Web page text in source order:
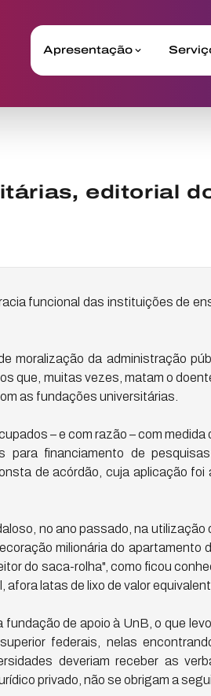
Apresentação
editorial
funcional das instituições de
moralização da administração
que, muitas vezes, matam o
as fundações universitárias.
– e com razão – com medida
para financiamento de
de acórdão, cuja aplicação foi
no ano passado, na
milionária do apartamento
do saca-rolha", como ficou
latas de lixo de valor
de apoio à UnB, o que
federais, nelas
deveriam receber as
privado, não se obrigam a